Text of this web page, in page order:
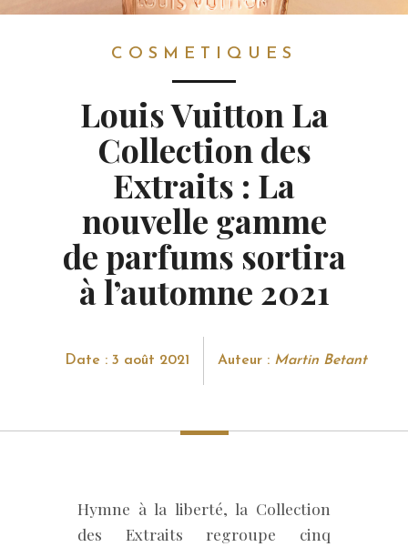
COSMETIQUES
Louis Vuitton La
Collection des
Extraits : La
nouvelle gamme
de parfums sortira
à l’automne 2021
Date : 3 août 2021 Auteur : Martin Betant
Hymne à la liberté, la Collection
des Extraits regroupe cinq